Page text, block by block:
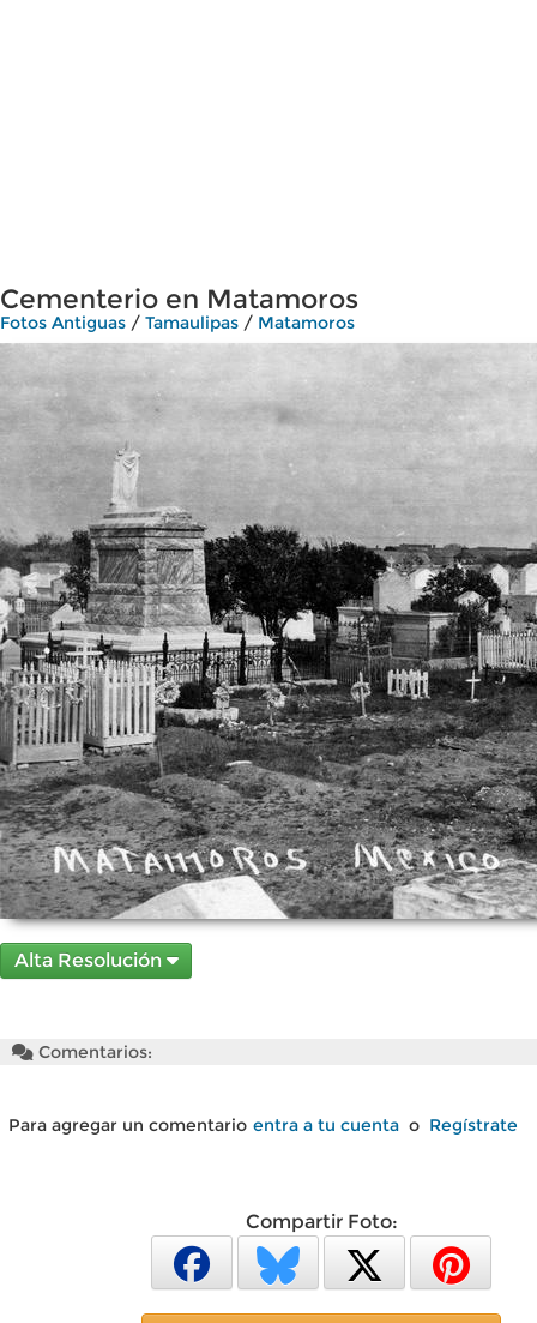
Cementerio en Matamoros
Fotos Antiguas / Tamaulipas / Matamoros
Alta Resolución
Comentarios:
Para agregar un comentario entra a tu cuenta o Regístrate
Compartir Foto: